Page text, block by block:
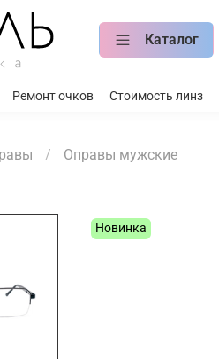
Каталог
Ремонт очков Стоимость линз
Оправы мужские
Новинка